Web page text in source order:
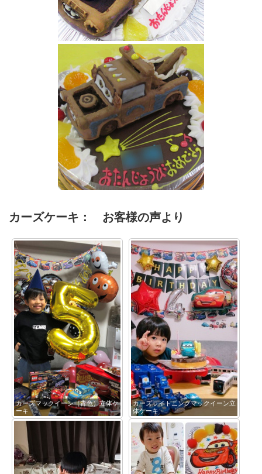
メーター立体ケーキ
カーズケーキ： お客様の声より
カーズマックイーン（青色）立体ケ
ーキ
カーズライトニングマックイーン立
体ケーキ